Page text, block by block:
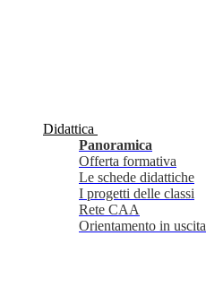
Didattica
Panoramica
Offerta formativa
Le schede didattiche
I progetti delle classi
Rete CAA
Orientamento in uscita